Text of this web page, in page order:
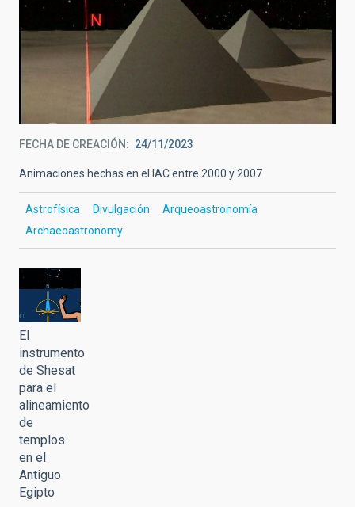
FECHA DE CREACIÓN 24/11/2023
Animaciones hechas en el IAC entre 2000 y 2007
Astrofísica Divulgación
Arqueoastronomía
Archaeoastronomy
El
instrumento
de Shesat
para el
alineamiento
de
templos
en el
Antiguo
Egipto